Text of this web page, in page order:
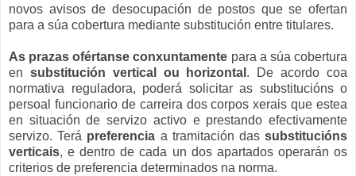
novos avisos de desocupación de postos que se ofertan
para a súa cobertura mediante substitución entre titulares.
As prazas ofértanse conxuntamente para a súa cobertura
en substitución vertical ou horizontal . De acordo coa
normativa reguladora, poderá solicitar as substitucións o
persoal funcionario de carreira dos corpos xerais que estea
en situación de servizo activo e prestando efectivamente
servizo. Terá preferencia a tramitación dassubstitucións
verticais, e dentro de cada un dos apartados operarán os
criterios de preferencia determinados na norma.